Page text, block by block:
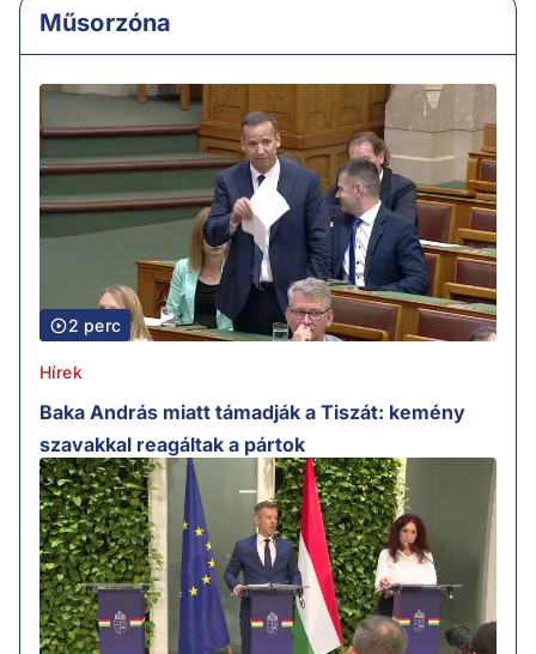
Műsorzóna
2 perc
Hírek
Baka András miatt támadják a Tiszát: kemény
szavakkal reagáltak a pártok